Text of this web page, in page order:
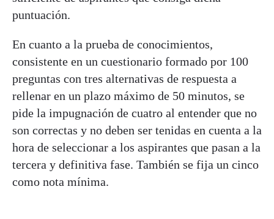
puntuación.
En cuanto a la prueba de conocimientos,
consistente en un cuestionario formado por 100
preguntas con tres alternativas de respuesta a
rellenar en un plazo máximo de 50 minutos, se
pide la impugnación de cuatro al entender que no
son correctas y no deben ser tenidas en cuenta a la
hora de seleccionar a los aspirantes que pasan a la
tercera y definitiva fase. También se fija un cinco
como nota mínima.